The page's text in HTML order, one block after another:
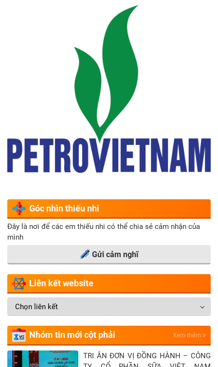
Góc nhìn thiếu nhi
Đây là nơi để các em thiếu nhi có thể chia sẻ cảm nhận của
mình
Gửi cảm nghĩ
Liên kết website
Nhóm tin mới cột phải Xem thêm
TRI ÂN ĐƠN VỊ ĐỒNG HÀNH – CÔNG